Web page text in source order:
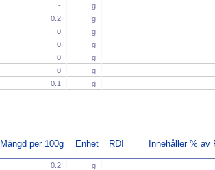
- g
0.2 g
0 g
0 g
0 g
0 g
0.1 g
Mängd per 100g Enhet RDI Innehåller % av
0.2 g